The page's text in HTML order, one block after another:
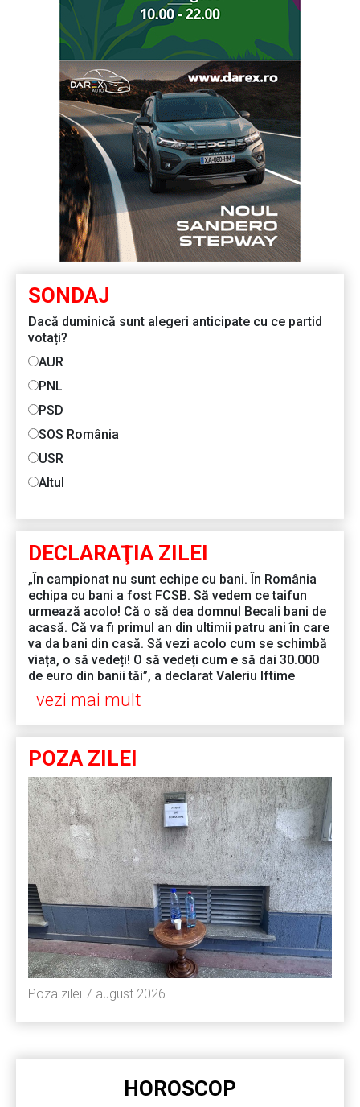
SONDAJ
Dacă duminică sunt alegeri anticipate cu ce partid
votați?
AUR
PNL
PSD
SOS România
USR
Altul
DECLARAŢIA ZILEI
„În campionat nu sunt echipe cu bani. În România
echipa cu bani a fost FCSB. Să vedem ce taifun
urmează acolo! Că o să dea domnul Becali bani de
acasă. Că va fi primul an din ultimii patru ani în care
va da bani din casă. Să vezi acolo cum se schimbă
viața, o să vedeți! O să vedeți cum e să dai 30.000
de euro din banii tăi”, a declarat Valeriu Iftime
vezi mai mult
POZA ZILEI
Poza zilei 7 august 2026
HOROSCOP